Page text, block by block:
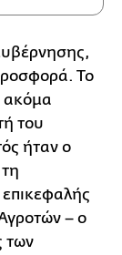
Το
ακόμα
του
ήταν ο
– ο
των